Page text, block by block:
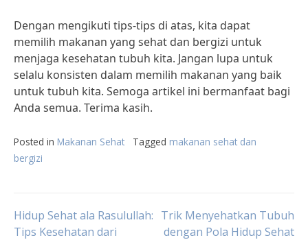
Dengan mengikuti tips-tips di atas, kita dapat
memilih makanan yang sehat dan bergizi untuk
menjaga kesehatan tubuh kita. Jangan lupa untuk
selalu konsisten dalam memilih makanan yang baik
untuk tubuh kita. Semoga artikel ini bermanfaat bagi
Anda semua. Terima kasih.
Posted in Makanan Sehat Tagged makanan sehat dan
bergizi
Post
Hidup Sehat ala Rasulullah:
Tips Kesehatan dari
Trik Menyehatkan Tubuh
dengan Pola Hidup Sehat